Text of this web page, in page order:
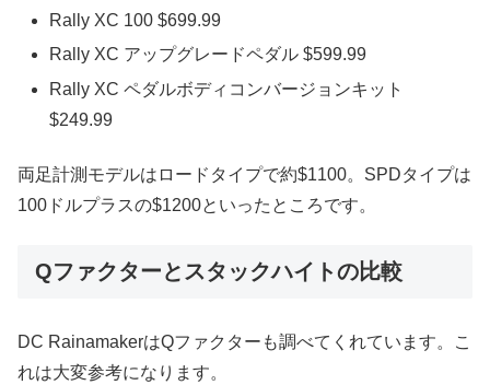
Rally XC 100 $699.99
Rally XC アップグレードペダル $599.99
Rally XC ペダルボディコンバージョンキット
$249.99
両足計測モデルはロードタイプで約$1100。SPDタイプは
100ドルプラスの$1200といったところです。
Qファクターとスタックハイトの比較
DC RainamakerはQファクターも調べてくれています。こ
れは大変参考になります。